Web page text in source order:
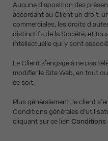
Aucune disposition des
accordant au Client un droit,
commerciales, les droits
distinctifs de la Société, et
intellectuelle qui y sont
Le Client s’engage à ne pas
modifier le Site Web, en tout
ce soit.
Plus généralement, le client
Conditions générales
cliquant sur ce lien Conditions